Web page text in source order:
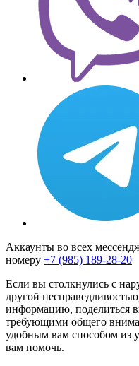
Аккаунты во всех
номеру +7 (985) 189-28-20
Если вы столкнулись с
другой
информацию, поделиться
требующими общего
удобным вам способом из
вам помочь.